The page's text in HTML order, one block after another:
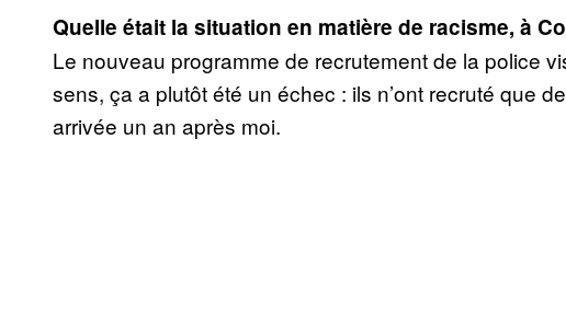
Quelle était la situation en matière de racisme, à
Le nouveau programme de recrutement de la police
sens, ça a plutôt été un échec : ils n’ont recruté que
arrivée un an après moi.